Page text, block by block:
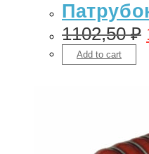
1102,50₽
Add to cart